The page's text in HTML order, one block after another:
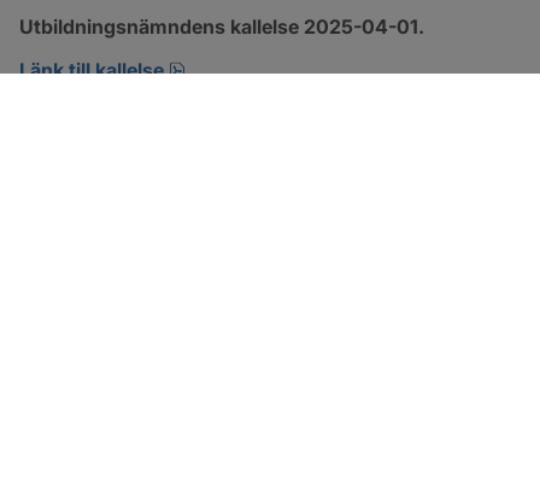
Utbildningsnämndens kallelse 2025-04-01.
Länk till kallelse
pdf, 196.3 kB, öppnas i nytt fönster.